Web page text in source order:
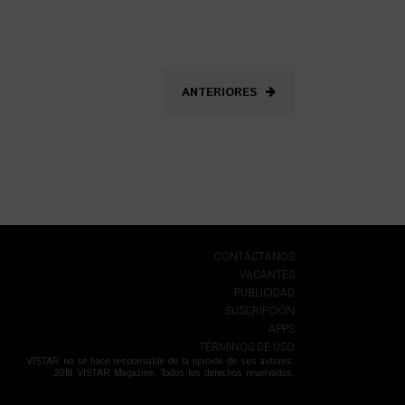
ANTERIORES
CONTÁCTANOS
VACANTES
PUBLICIDAD
SUSCRIPCIÓN
APPS
TÉRMINOS DE USO
VISTAR no se hace responsable de la opinión de sus autores.
2018 VISTAR Magazine. Todos los derechos reservados.